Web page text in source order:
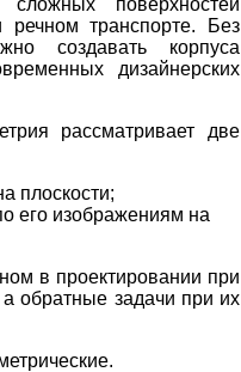
поверхностей
транспорте. Без
создавать корпуса
дизайнерских
рассматривает две
плоскости;
его изображениям на
в проектировании при
обратные задачи при их